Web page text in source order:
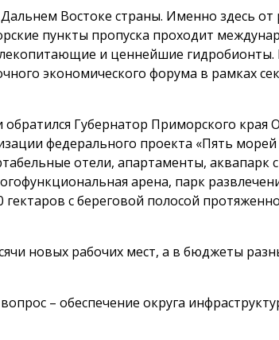
Востоке страны. Именно здесь
пункты пропуска проходит
и ценнейшие гидробионты.
экономического форума в рамках
Губернатор Приморского
федерального проекта «Пять
отели, апартаменты,
арена, парк
с береговой полосой
новых рабочих мест, а в бюджеты
– обеспечение округа